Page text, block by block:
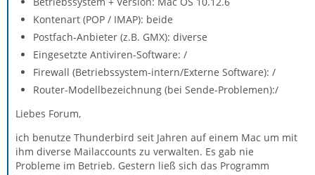
Kontenart (POP / IMAP): beide
Postfach-Anbieter (z.B. GMX): diverse
Eingesetzte Antiviren-Software: /
Firewall (Betriebssystem-intern/Externe Software): /
Router-Modellbezeichnung (bei Sende-Problemen):/
Liebes Forum,
ich benutze Thunderbird seit Jahren auf einem Mac um mit
ihm diverse Mailaccounts zu verwalten. Es gab nie
Probleme im Betrieb. Gestern ließ sich das Programm